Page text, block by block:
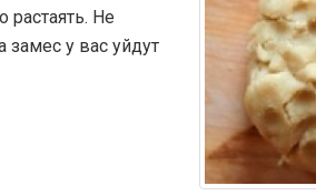
Не
замес у вас уйдут